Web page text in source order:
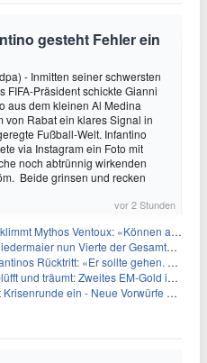
gesteht Fehler ein
- Inmitten seiner schwersten
FIFA-Präsident schickte Gianni
aus dem kleinen Al Medina
von Rabat ein klares Signal in
Fußball-Welt. Infantino
via Instagram ein Foto mit
noch abtrünnig wirkenden
Beide grinsen und recken
vor 2 Stunden
Mythos Ventoux: «Können alles schaffen»
nun Vierte der Gesamtwertung
Rücktritt: «Er sollte gehen. Jetzt»
und träumt: Zweites EM-Gold in Paris
ein - Neue Vorwürfe gegen FIFA